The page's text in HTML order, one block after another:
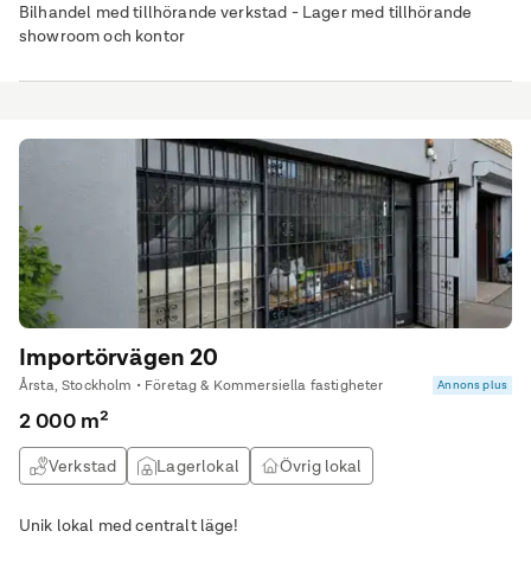
Bilhandel med tillhörande verkstad - Lager med tillhörande
showroom och kontor
Importörvägen 20
Årsta, Stockholm • Företag & Kommersiella fastigheter Annons plus
2 000 m²
Verkstad Lagerlokal Övrig lokal
Unik lokal med centralt läge!